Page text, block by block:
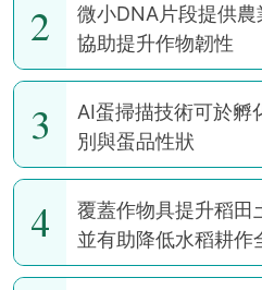
2
微小DNA片段提供
協助提升作物韌性
3
AI蛋掃描技術可於孵
別與蛋品性狀
4
覆蓋作物具提升稻田
並有助降低水稻耕作